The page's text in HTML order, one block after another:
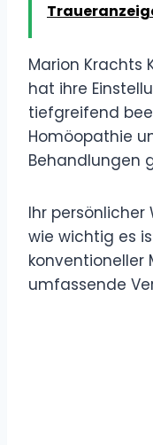
Marion Krachts
hat ihre
tiefgreifend
Homöopathie
Behandlungen
Ihr
wie wichtig es
konventioneller
umfassende